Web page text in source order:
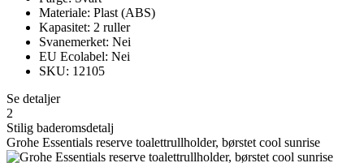
Materiale: Plast (ABS)
Kapasitet: 2 ruller
Svanemerket: Nei
EU Ecolabel: Nei
SKU: 12105
Se detaljer
2
Stilig baderomsdetalj
Grohe Essentials reserve toalettrullholder, børstet cool sunrise